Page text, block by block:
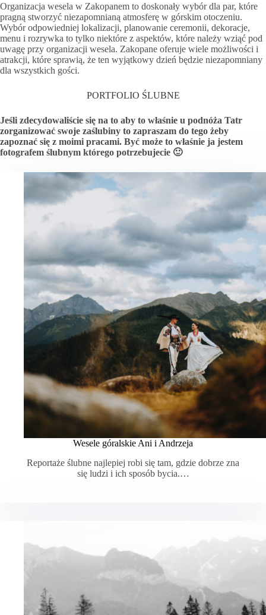
Organizacja wesela w Zakopanem to doskonały wybór dla par, które
pragną stworzyć niezapomnianą atmosferę w górskim otoczeniu.
Wybór odpowiedniej lokalizacji, planowanie ceremonii, dekoracje,
menu i rozrywka to tylko niektóre z aspektów, które należy wziąć pod
uwagę przy organizacji wesela. Zakopane oferuje wiele możliwości i
atrakcji, które sprawią, że ten wyjątkowy dzień będzie niezapomniany
dla wszystkich gości.
PORTFOLIO ŚLUBNE
Jeśli zdecydowaliście się na to aby to właśnie u podnóża Tatr
zorganizować swoje zaślubiny to zapraszam do tego żeby
zapoznać się z moimi pracami. Być może to właśnie ja jestem
fotografem ślubnym którego potrzebujecie 🙂
Wesele góralskie Ani i Andrzeja
Reportaże ślubne najlepiej robi się tam, gdzie dobrze zna
się ludzi i ich sposób bycia.…